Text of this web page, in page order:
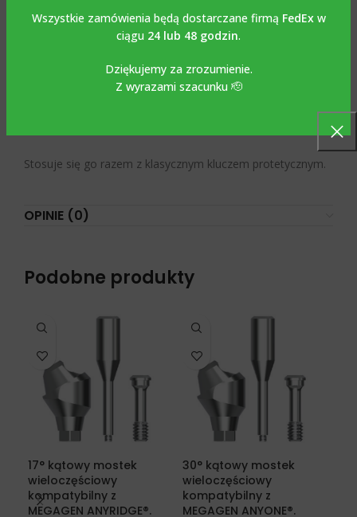
Wszystkie zamówienia będą dostarczane firmą FedExw
ciągu 24 lub 48 godzin.
Dziękujemy za zrozumienie.
Z wyrazami szacunku 🫡
wkręcone w Multi Unit. Zalecany moment obrotowy 15
Można go używać zarówno do prac klasycznych, jak i
cyfrowych z wykorzystaniem bibliotek Exocad, Dental
Wings, 3 Shape, które można pobrać za darmo ze strony
Stosuje się go razem z klasycznym kluczem protetycznym.
OPINIE (0)
Podobne produkty
17° kątowy mostek
wieloczęściowy
kompatybilny z
MEGAGEN ANYRIDGE®.
30° kątowy mostek
wieloczęściowy
kompatybilny z
MEGAGEN ANYONE®.